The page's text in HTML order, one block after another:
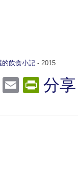
的飲食小記 - 2015
Facebook
Email分享